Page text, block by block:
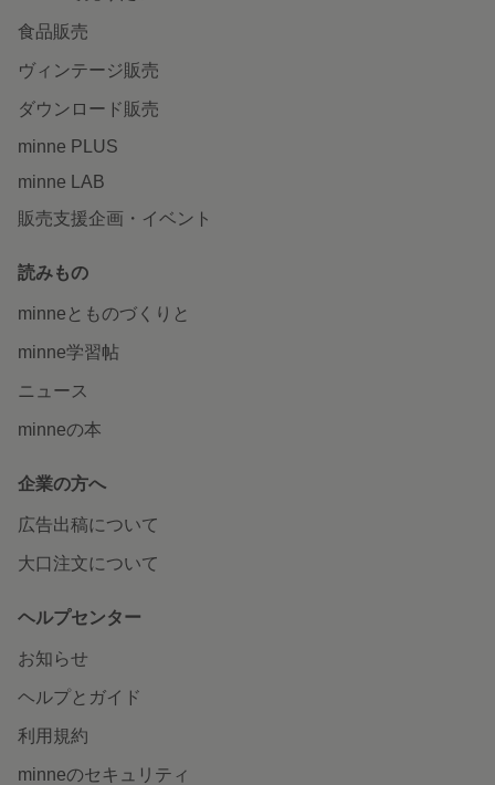
食品販売
ヴィンテージ販売
ダウンロード販売
minne PLUS
minne LAB
販売支援企画・イベント
読みもの
minneとものづくりと
minne学習帖
ニュース
minneの本
企業の方へ
広告出稿について
大口注文について
ヘルプセンター
お知らせ
ヘルプとガイド
利用規約
minneのセキュリティ